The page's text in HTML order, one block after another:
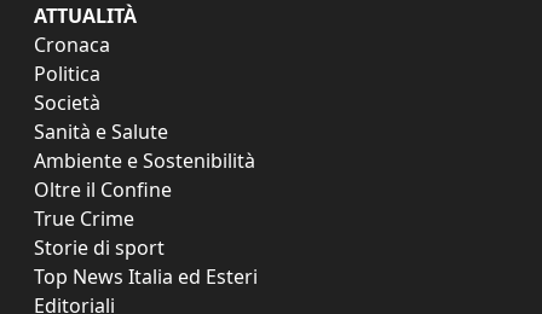
ATTUALITÀ
Cronaca
Politica
Società
Sanità e Salute
Ambiente e Sostenibilità
Oltre il Confine
True Crime
Storie di sport
Top News Italia ed Esteri
Editoriali